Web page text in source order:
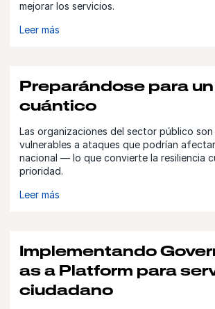
mejorar los servicios.
Leer más
Preparándose para
cuántico
Las organizaciones del sector público
vulnerables a ataques que podrían
nacional — lo que convierte la resiliencia
prioridad.
Leer más
Implementando
as a Platform para
ciudadano